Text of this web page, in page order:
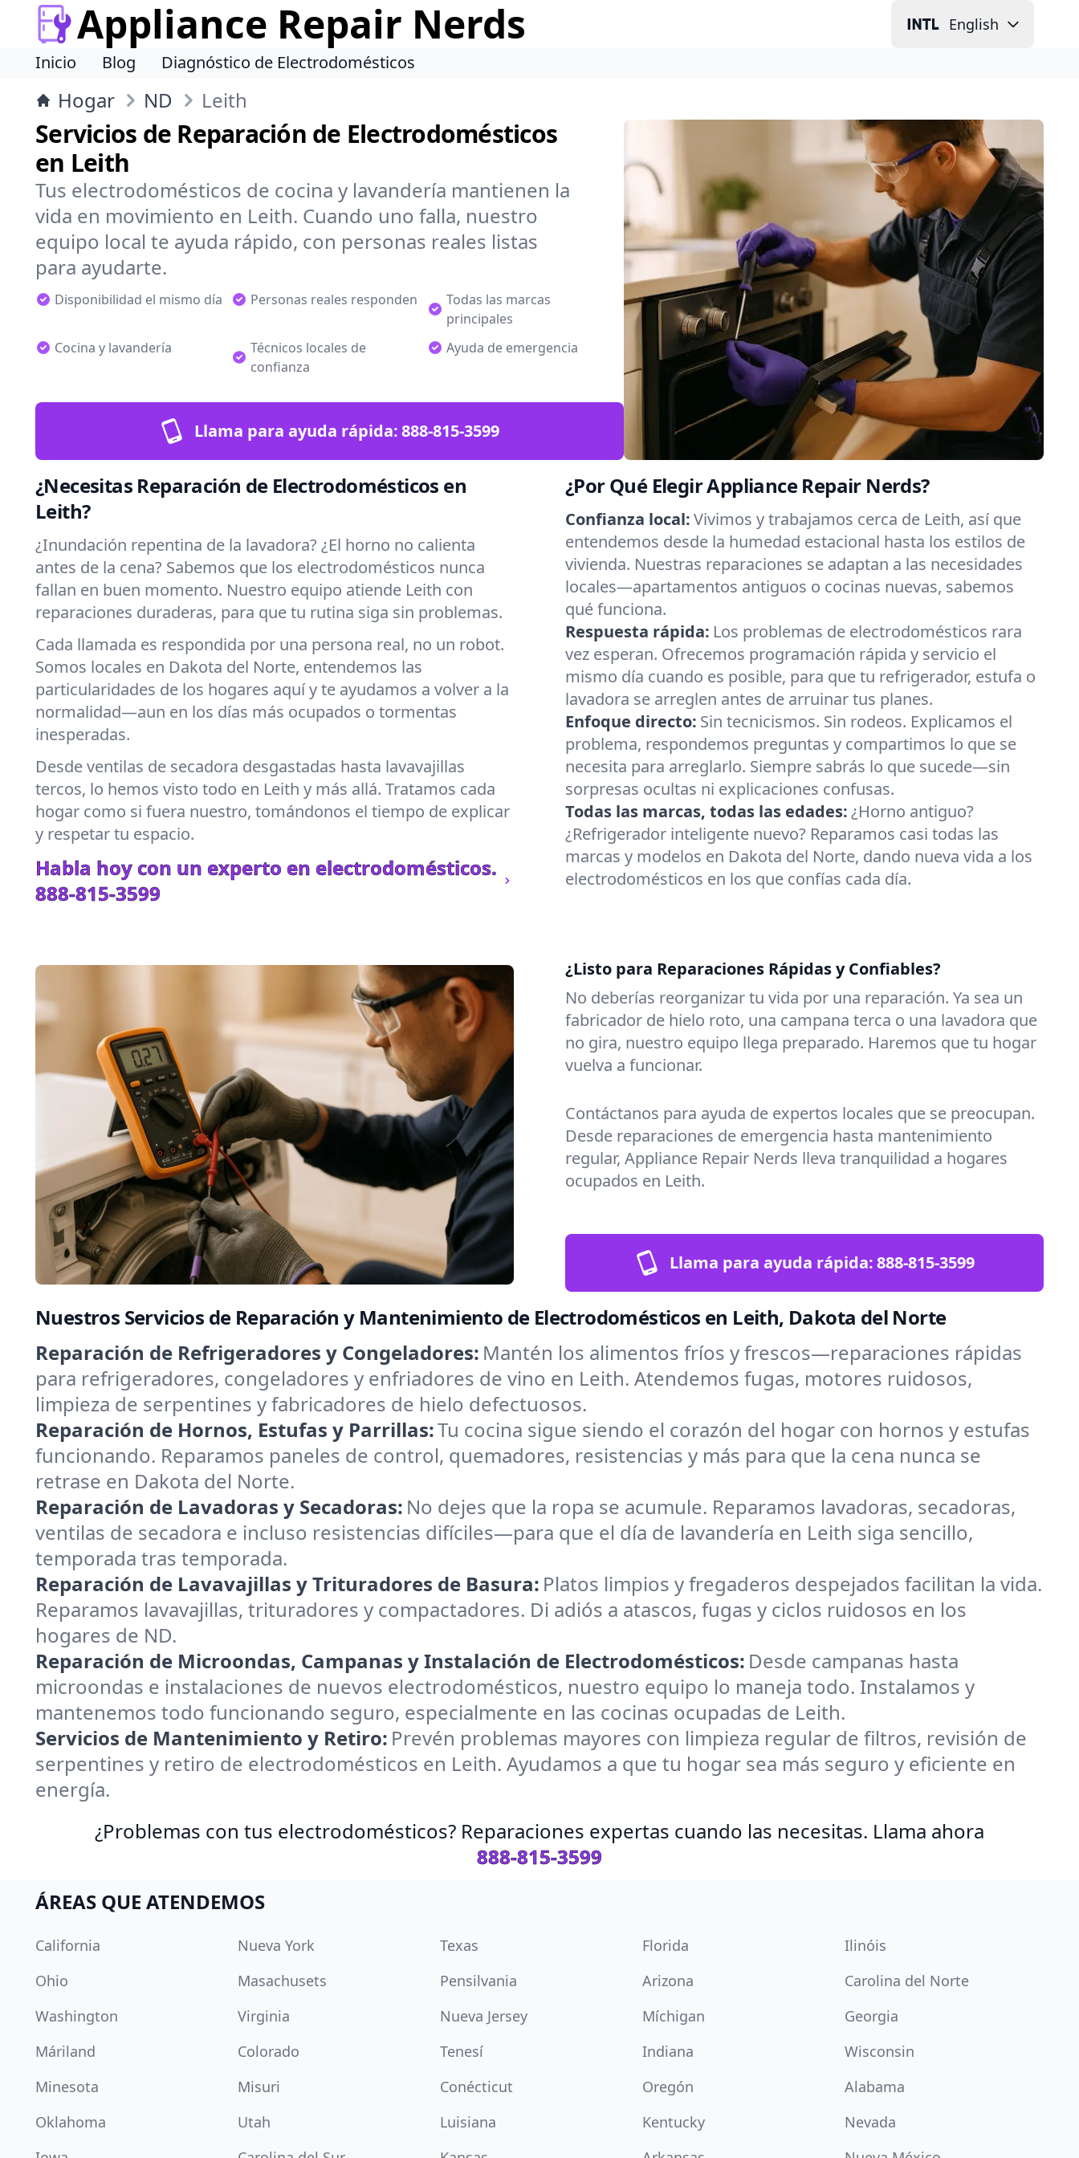
Appliance Repair Nerds English
Inicio Blog Diagnóstico de Electrodomésticos
Hogar ND Leith
Servicios de Reparación de Electrodomésticos
en Leith
Tus electrodomésticos de cocina y lavandería mantienen la
vida en movimiento en Leith. Cuando uno falla, nuestro
equipo local te ayuda rápido, con personas reales listas
para ayudarte.
Disponibilidad el mismo día Personas reales responden
Todas las marcas
principales
Cocina y lavandería
Técnicos locales de
confianza
Ayuda de emergencia
Llama para ayuda rápida:888-815-3599
¿Necesitas Reparación de Electrodomésticos en
Leith?
¿Inundación repentina de la lavadora? ¿El horno no calienta
antes de la cena? Sabemos que los electrodomésticos nunca
fallan en buen momento. Nuestro equipo atiende Leith con
reparaciones duraderas, para que tu rutina siga sin problemas.
Cada llamada es respondida por una persona real, no un robot.
Somos locales en Dakota del Norte, entendemos las
particularidades de los hogares aquí y te ayudamos a volver a la
normalidad—aun en los días más ocupados o tormentas
inesperadas.
Desde ventilas de secadora desgastadas hasta lavavajillas
tercos, lo hemos visto todo en Leith y más allá. Tratamos cada
hogar como si fuera nuestro, tomándonos el tiempo de explicar
y respetar tu espacio.
Habla hoy con un experto en electrodomésticos.
888-815-3599
¿Por Qué Elegir Appliance Repair Nerds?
Confianza local:Vivimos y trabajamos cerca de Leith, así que
entendemos desde la humedad estacional hasta los estilos de
vivienda. Nuestras reparaciones se adaptan a las necesidades
locales—apartamentos antiguos o cocinas nuevas, sabemos
qué funciona.
Respuesta rápida: Los problemas de electrodomésticos rara
vez esperan. Ofrecemos programación rápida y servicio el
mismo día cuando es posible, para que tu refrigerador, estufa o
lavadora se arreglen antes de arruinar tus planes.
Enfoque directo: Sin tecnicismos. Sin rodeos. Explicamos el
problema, respondemos preguntas y compartimos lo que se
necesita para arreglarlo. Siempre sabrás lo que sucede—sin
sorpresas ocultas ni explicaciones confusas.
Todas las marcas, todas las edades:¿Horno antiguo?
¿Refrigerador inteligente nuevo? Reparamos casi todas las
marcas y modelos en Dakota del Norte, dando nueva vida a los
electrodomésticos en los que confías cada día.
¿Listo para Reparaciones Rápidas y Confiables?
No deberías reorganizar tu vida por una reparación. Ya sea un
fabricador de hielo roto, una campana terca o una lavadora que
no gira, nuestro equipo llega preparado. Haremos que tu hogar
vuelva a funcionar.
Contáctanos para ayuda de expertos locales que se preocupan.
Desde reparaciones de emergencia hasta mantenimiento
regular, Appliance Repair Nerds lleva tranquilidad a hogares
ocupados en Leith.
Llama para ayuda rápida:888-815-3599
Nuestros Servicios de Reparación y Mantenimiento de Electrodomésticos en Leith, Dakota del Norte
Reparación de Refrigeradores y Congeladores: Mantén los alimentos fríos y frescos—reparaciones rápidas
para refrigeradores, congeladores y enfriadores de vino en Leith. Atendemos fugas, motores ruidosos,
limpieza de serpentines y fabricadores de hielo defectuosos.
Reparación de Hornos, Estufas y Parrillas:Tu cocina sigue siendo el corazón del hogar con hornos y estufas
funcionando. Reparamos paneles de control, quemadores, resistencias y más para que la cena nunca se
retrase en Dakota del Norte.
Reparación de Lavadoras y Secadoras: No dejes que la ropa se acumule. Reparamos lavadoras, secadoras,
ventilas de secadora e incluso resistencias difíciles—para que el día de lavandería en Leith siga sencillo,
temporada tras temporada.
Reparación de Lavavajillas y Trituradores de Basura: Platos limpios y fregaderos despejados facilitan la vida.
Reparamos lavavajillas, trituradores y compactadores. Di adiós a atascos, fugas y ciclos ruidosos en los
hogares de ND.
Reparación de Microondas, Campanas y Instalación de Electrodomésticos: Desde campanas hasta
microondas e instalaciones de nuevos electrodomésticos, nuestro equipo lo maneja todo. Instalamos y
mantenemos todo funcionando seguro, especialmente en las cocinas ocupadas de Leith.
Servicios de Mantenimiento y Retiro: Prevén problemas mayores con limpieza regular de filtros, revisión de
serpentines y retiro de electrodomésticos en Leith. Ayudamos a que tu hogar sea más seguro y eficiente en
energía.
¿Problemas con tus electrodomésticos? Reparaciones expertas cuando las necesitas. Llama ahora
888-815-3599
ÁREAS QUE ATENDEMOS
California Nueva York Texas Florida
Ilinóis
Ohio
Masachusets Pensilvania Arizona
Carolina del Norte
Washington
Virginia Nueva Jersey Míchigan
Georgia
Máriland
Colorado Tenesí Indiana
Wisconsin
Minesota
Misuri Conécticut Oregón
Alabama
Oklahoma
Utah Luisiana Kentucky
Nevada